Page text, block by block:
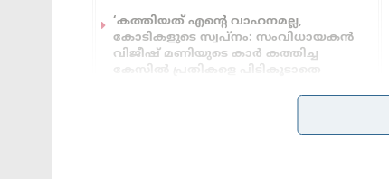
‘കത്തിയത് എന്റെ വാഹനമല്ല,
കോടികളുടെ സ്വപ്നം: സംവിധായകൻ
വിജീഷ് മണിയുടെ കാർ കത്തിച്ച
കേസിൽ പ്രതികളെ പിടികൂടാതെ
അതിതീവ്ര മഴ; പത്തനംതിട്ടയും